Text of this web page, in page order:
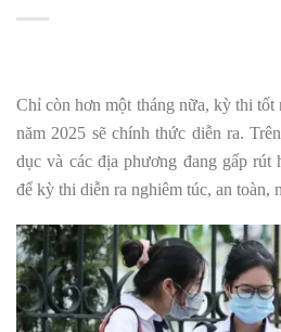
Chỉ còn hơn một tháng nữa, kỳ thi tốt
năm 2025 sẽ chính thức diễn ra.
dục và các địa phương đang gấp rút
để kỳ thi diễn ra nghiêm túc, an toàn,